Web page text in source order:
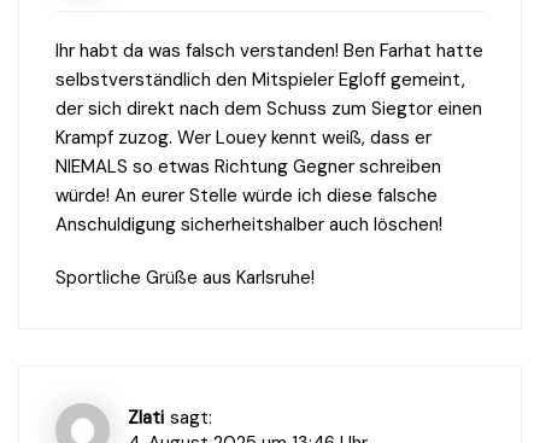
Ihr habt da was falsch verstanden! Ben Farhat hatte
selbstverständlich den Mitspieler Egloff gemeint,
der sich direkt nach dem Schuss zum Siegtor einen
Krampf zuzog. Wer Louey kennt weiß, dass er
NIEMALS so etwas Richtung Gegner schreiben
würde! An eurer Stelle würde ich diese falsche
Anschuldigung sicherheitshalber auch löschen!
Sportliche Grüße aus Karlsruhe!
Zlati sagt: